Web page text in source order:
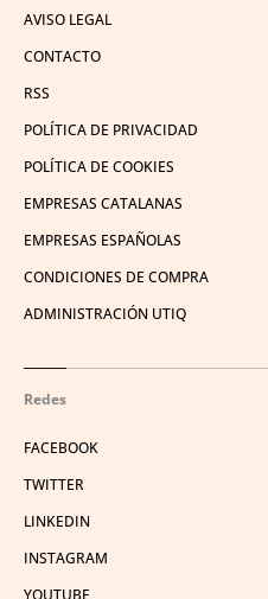
AVISO LEGAL
CONTACTO
RSS
POLÍTICA DE PRIVACIDAD
POLÍTICA DE COOKIES
EMPRESAS CATALANAS
EMPRESAS ESPAÑOLAS
CONDICIONES DE COMPRA
ADMINISTRACIÓN UTIQ
Redes
FACEBOOK
TWITTER
LINKEDIN
INSTAGRAM